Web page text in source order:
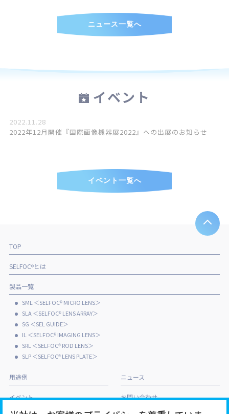
ニュース一覧へ
イベント
2022.11.28
2022年12月開催『国際画像機器展2022』への出展のお知らせ
イベント一覧へ
TOP
SELFOC® とは
製品一覧
SML ＜SELFOC® MICRO LENS＞
SLA ＜SELFOC® LENS ARRAY＞
SG ＜SEL GUIDE＞
IL ＜SELFOC® IMAGING LENS＞
SRL ＜SELFOC® ROD LENS＞
SLP ＜SELFOC® LENS PLATE＞
用途例 ニュース
イベント お問い合わせ